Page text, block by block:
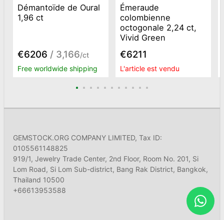
Démantoïde de Oural
1,96 ct
€6206 / 3,166/ct
Free worldwide shipping
Émeraude
colombienne
octogonale 2,24 ct,
Vivid Green
€6211
L'article est vendu
GEMSTOCK.ORG COMPANY LIMITED, Tax ID:
0105561148825
919/1, Jewelry Trade Center, 2nd Floor, Room No. 201, Si
Lom Road, Si Lom Sub-district, Bang Rak District, Bangkok,
Thailand 10500
+66613953588